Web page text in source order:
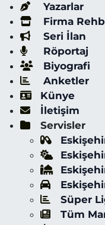
Yazarlar
Firma
Seri İlan
Röportaj
Biyografi
Anketler
Künye
İletişim
Servisler
Süper
Tüm